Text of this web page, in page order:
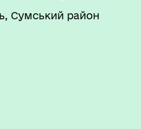
Сумський район